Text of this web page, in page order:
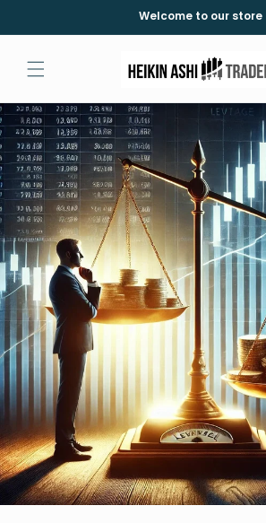
進む
Welcome to our store